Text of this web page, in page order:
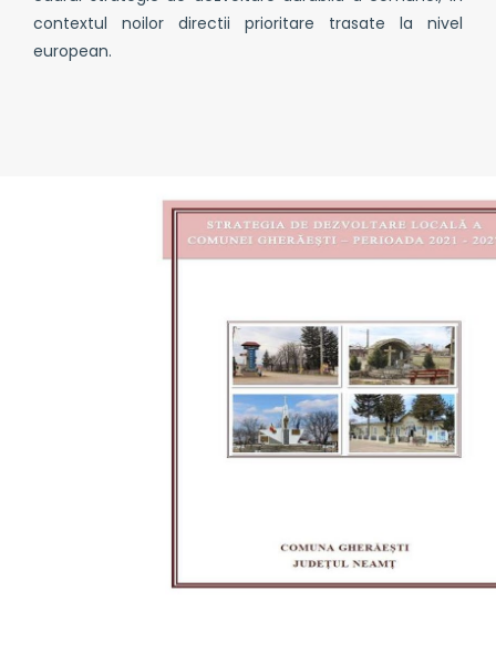
contextul noilor directii prioritare trasate la nivel
european.